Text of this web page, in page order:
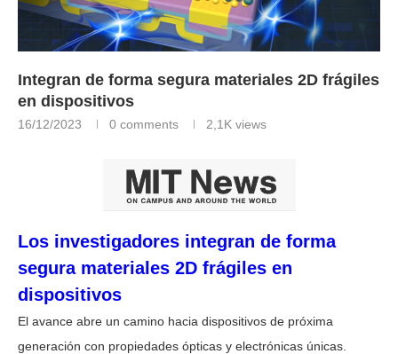
Integran de forma segura materiales 2D frágiles
en dispositivos
16/12/2023 0 comments 2,1K views
Los investigadores integran de forma
segura materiales 2D frágiles en
dispositivos
El avance abre un camino hacia dispositivos de próxima
generación con propiedades ópticas y electrónicas únicas.